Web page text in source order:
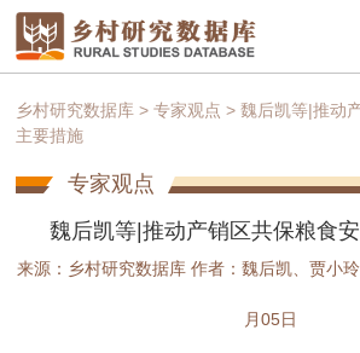
乡村研究数据库 >专家观点 >魏后凯等|推动
主要措施
专家观点
魏后凯等|推动产销区共保粮食
来源：乡村研究数据库 作者：魏后凯、贾小
月05日